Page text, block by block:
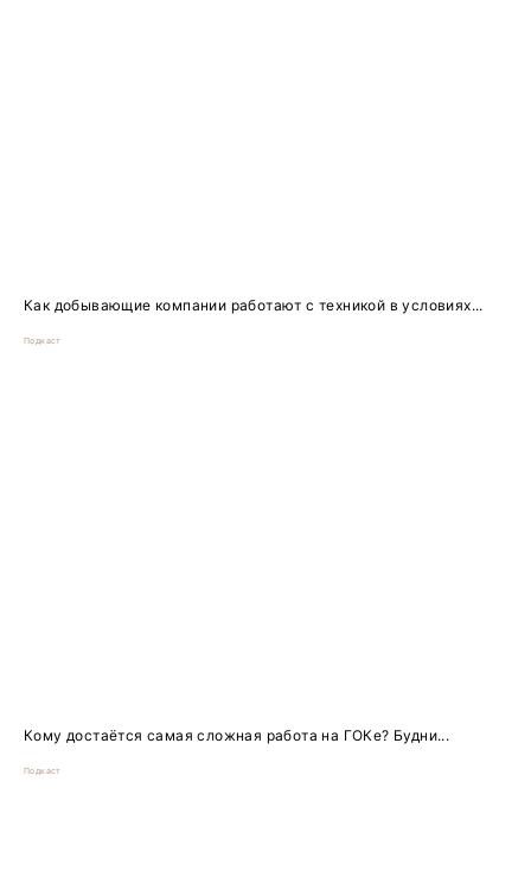
Как добывающие компании работают с техникой в условиях...
Подкаст
Кому достаётся самая сложная работа на ГОКе? Будни...
Подкаст